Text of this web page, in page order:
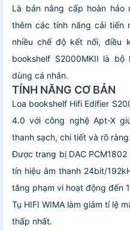
Là bản nâng cấp hoàn
thêm các tính năng cải tiến
nhiều chế độ kết nối, điều
bookshelf S2000MKII là
dùng cá nhân.
TÍNH NĂNG CƠ BẢN
Loa bookshelf Hifi Edifier
4.0 với công nghệ Apt-X
thanh sạch, chi tiết và rõ ràng.
Được trang bị DAC
tín hiệu âm thanh 24bit/
tăng phạm vi hoạt động đến
Tụ HIFI WIMA làm giảm tỉ lệ
thấp nhất.